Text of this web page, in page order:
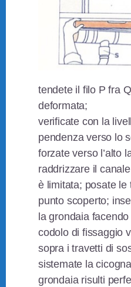
tendete il filo P fra
deformata;
verificate con la
pendenza verso lo
forzate verso l’alto
raddrizzare il
è limitata; posate le
punto scoperto;
la grondaia
codolo di fissaggio
sopra i travetti di
sistemate la
grondaia risulti